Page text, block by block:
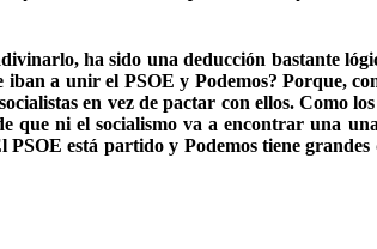
ha sido una deducción bastante
a unir el PSOE y Podemos? Porque,
en vez de pactar con ellos. Como
que ni el socialismo va a encontrar una
está partido y Podemos tiene